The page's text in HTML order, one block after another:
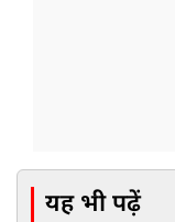
यह भी पढ़ें